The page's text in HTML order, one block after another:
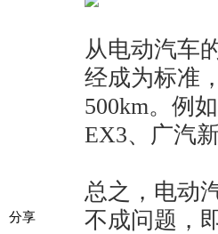
分享
从电动汽车
经成为标准
500km。例
EX3、广汽
总之，电动
不成问题，